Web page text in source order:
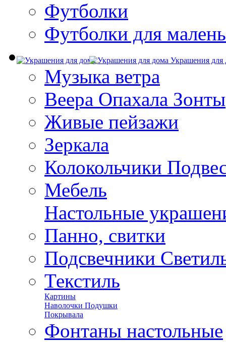
Футболки
Футболки для
Украшения для
Музыка ветра
Веера Опахала Зонты
Живые пейзажи
Зеркала
Колокольчики
Мебель
Настольные
Панно, свитки
Подсвечники
Текстиль
Картины
Наволочки Подушки
Покрывала
Фонтаны настольные